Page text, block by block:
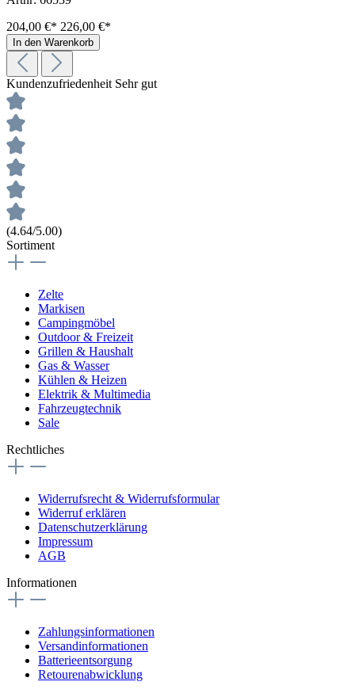
204,00 €* 226,00 €*
In den Warenkorb
Kundenzufriedenheit Sehr gut
(4.64/5.00)
Sortiment
Zelte
Markisen
Campingmöbel
Outdoor & Freizeit
Grillen & Haushalt
Gas & Wasser
Kühlen & Heizen
Elektrik & Multimedia
Fahrzeugtechnik
Sale
Rechtliches
Widerrufsrecht & Widerrufsformular
Widerruf erklären
Datenschutzerklärung
Impressum
AGB
Informationen
Zahlungsinformationen
Versandinformationen
Batterieentsorgung
Retourenabwicklung